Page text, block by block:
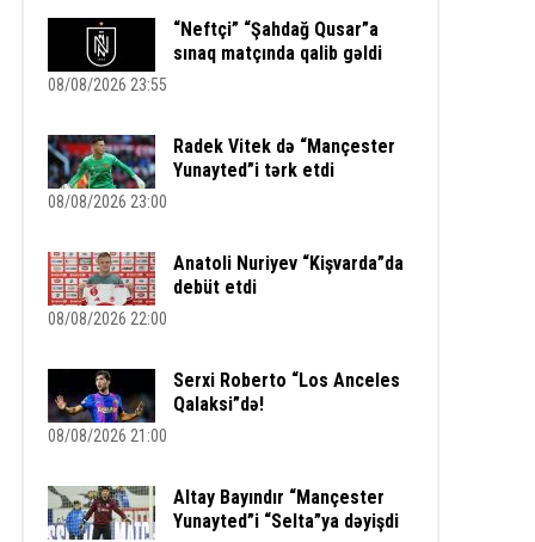
“Neftçi” “Şahdağ Qusar”a
sınaq matçında qalib gəldi
08/08/2026 23:55
Radek Vitek də “Mançester
Yunayted”i tərk etdi
08/08/2026 23:00
Anatoli Nuriyev “Kişvarda”da
debüt etdi
08/08/2026 22:00
Serxi Roberto “Los Anceles
Qalaksi”də!
08/08/2026 21:00
Altay Bayındır “Mançester
Yunayted”i “Selta”ya dəyişdi